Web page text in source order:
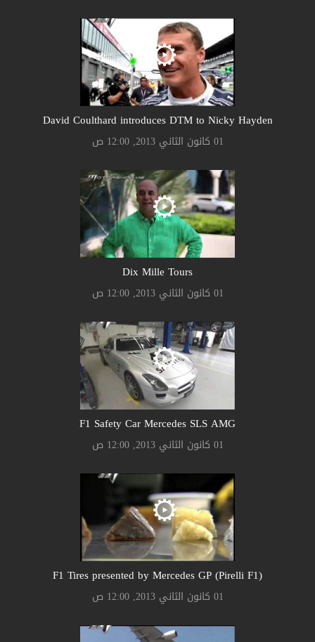
David Coulthard introduces DTM to Nicky Hayden
01 كانون الثاني 2013, 12:00 ص
Dix Mille Tours
01 كانون الثاني 2013, 12:00 ص
F1 Safety Car Mercedes SLS AMG
01 كانون الثاني 2013, 12:00 ص
F1 Tires presented by Mercedes GP (Pirelli F1)
01 كانون الثاني 2013, 12:00 ص